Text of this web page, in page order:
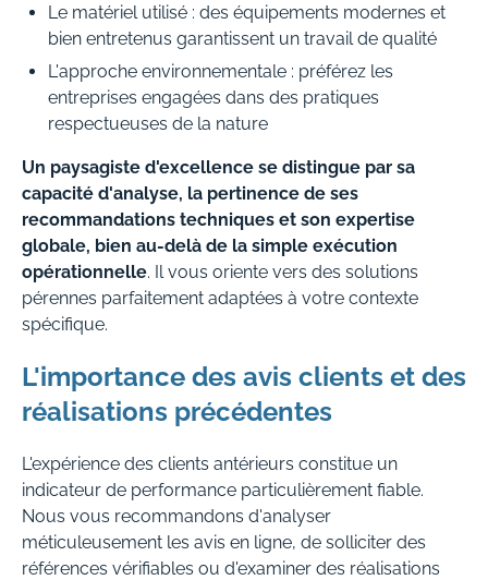
Le matériel utilisé : des équipements modernes et
bien entretenus garantissent un travail de qualité
L'approche environnementale : préférez les
entreprises engagées dans des pratiques
respectueuses de la nature
Un paysagiste d'excellence se distingue par sa
capacité d'analyse, la pertinence de ses
recommandations techniques et son expertise
globale, bien au-delà de la simple exécution
opérationnelle. Il vous oriente vers des solutions
pérennes parfaitement adaptées à votre contexte
spécifique.
L'importance des avis clients et des
réalisations précédentes
L'expérience des clients antérieurs constitue un
indicateur de performance particulièrement fiable.
Nous vous recommandons d'analyser
méticuleusement les avis en ligne, de solliciter des
références vérifiables ou d'examiner des réalisations